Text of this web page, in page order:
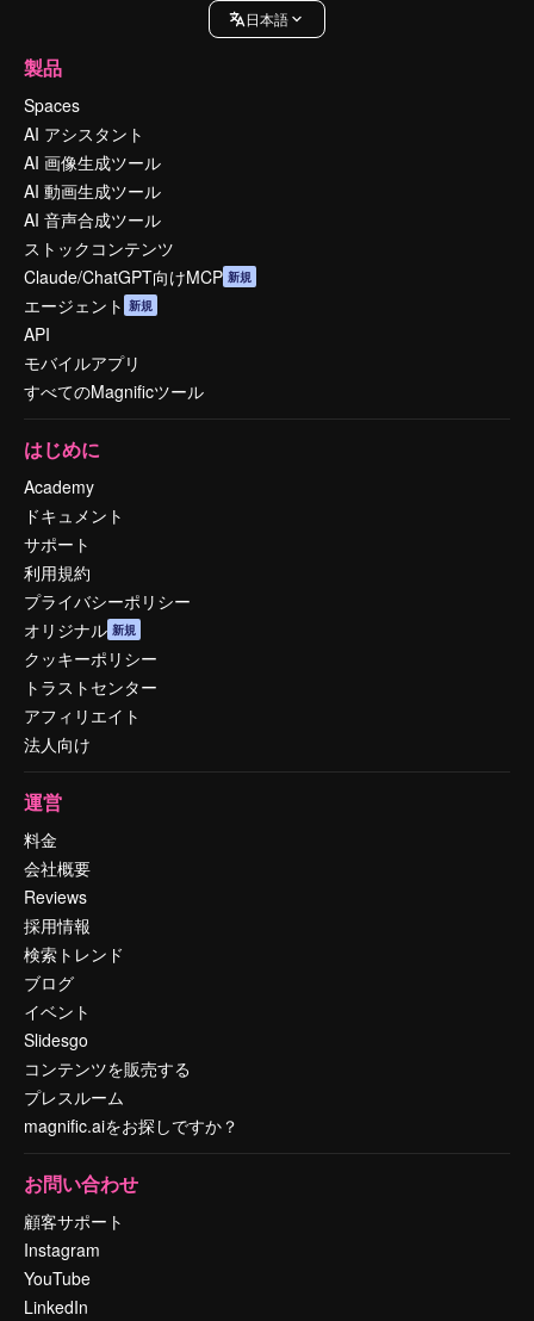
日本語
製品
Spaces
AI アシスタント
AI 画像生成ツール
AI 動画生成ツール
AI 音声合成ツール
ストックコンテンツ
Claude/ChatGPT向けMCP 新規
エージェント 新規
API
モバイルアプリ
すべてのMagnificツール
はじめに
Academy
ドキュメント
サポート
利用規約
プライバシーポリシー
オリジナル 新規
クッキーポリシー
トラストセンター
アフィリエイト
法人向け
運営
料金
会社概要
Reviews
採用情報
検索トレンド
ブログ
イベント
Slidesgo
コンテンツを販売する
プレスルーム
magnific.aiをお探しですか？
お問い合わせ
顧客サポート
Instagram
YouTube
LinkedIn